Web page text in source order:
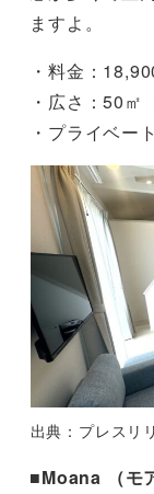
ますよ。
・料金：
・広さ：50㎡
・プライベー
出典：プレスリ
■Moana （モ